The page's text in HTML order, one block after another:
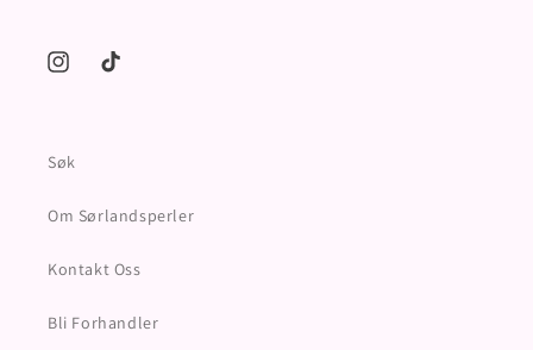
InstagramTikTok
Søk
Om Sørlandsperler
Kontakt Oss
Bli Forhandler